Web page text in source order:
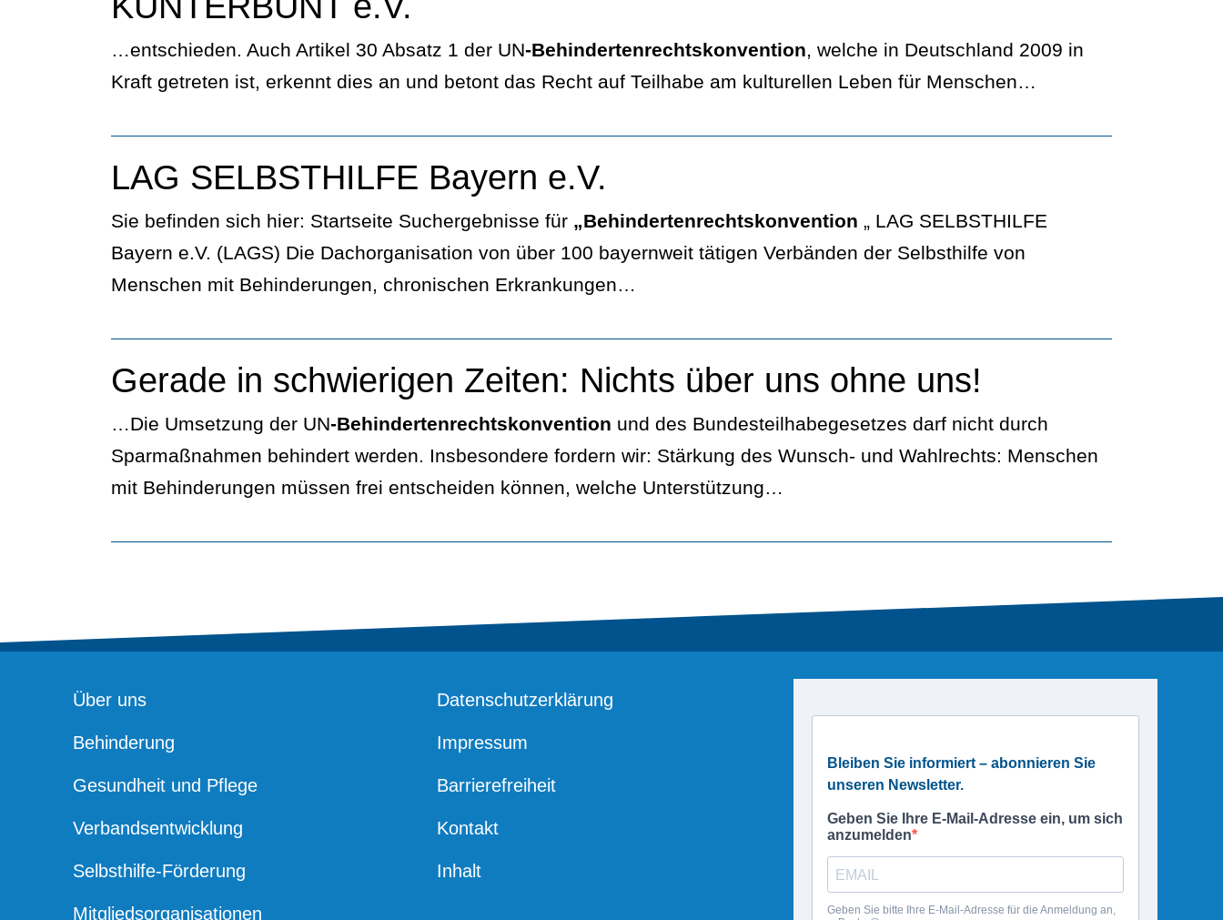
…entschieden. Auch Artikel 30 Absatz 1 der UN-Behindertenrechtskonvention, welche in Deutschland 2009 in
Kraft getreten ist, erkennt dies an und betont das Recht auf Teilhabe am kulturellen Leben für Menschen…
LAG SELBSTHILFE Bayern e.V.
Sie befinden sich hier: Startseite Suchergebnisse für „Behindertenrechtskonvention „ LAG SELBSTHILFE
Bayern e.V. (LAGS) Die Dachorganisation von über 100 bayernweit tätigen Verbänden der Selbsthilfe von
Menschen mit Behinderungen, chronischen Erkrankungen…
Gerade in schwierigen Zeiten: Nichts über uns ohne uns!
…Die Umsetzung der UN-Behindertenrechtskonvention und des Bundesteilhabegesetzes darf nicht durch
Sparmaßnahmen behindert werden. Insbesondere fordern wir: Stärkung des Wunsch- und Wahlrechts: Menschen
mit Behinderungen müssen frei entscheiden können, welche Unterstützung…
Über uns
Behinderung
Gesundheit und Pflege
Verbandsentwicklung
Selbsthilfe-Förderung
Mitgliedsorganisationen
Datenschutzerklärung
Impressum
Barrierefreiheit
Kontakt
Inhalt